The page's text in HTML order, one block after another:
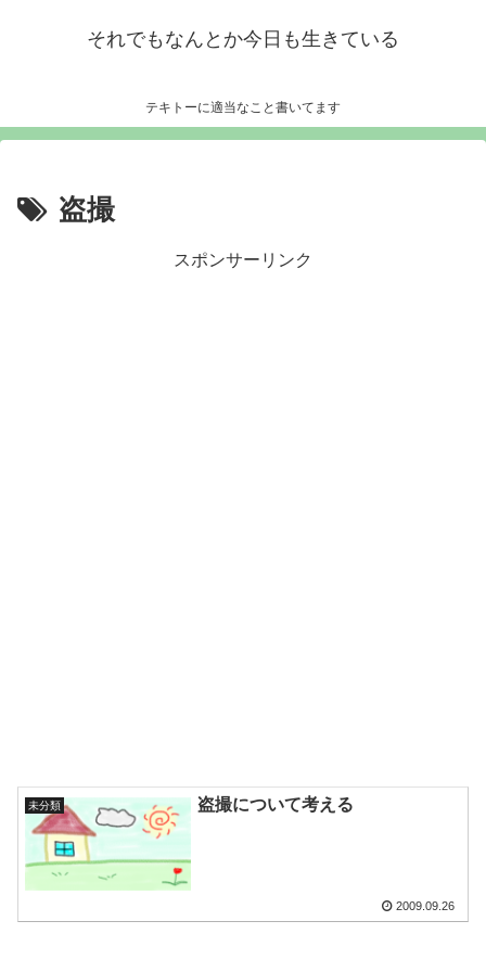
それでもなんとか今日も生きている
テキトーに適当なこと書いてます
盗撮
スポンサーリンク
未分類 盗撮について考える
2009.09.26